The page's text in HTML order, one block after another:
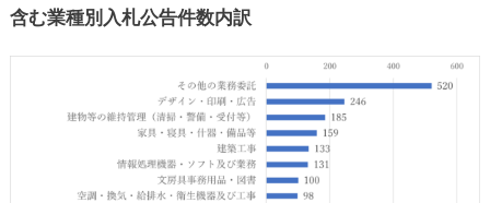
含む業種別入札公告件数内訳